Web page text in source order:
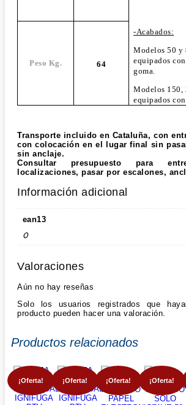
-Acabados:
Modelos 50 y
equipados
goma.
Modelos 150,
equipados
Peso Kg. 64
Transporte incluido en Cataluña, con
con colocación en el lugar final sin
sin anclaje.
Consultar presupuesto para
localizaciones, pasar por escalones,
Información adicional
ean13
0
Valoraciones
Aún no hay reseñas
Solo los usuarios registrados que
producto pueden hacer una valoración.
Productos relacionados
¡Oferta! ¡Oferta! ¡Oferta! ¡Oferta!